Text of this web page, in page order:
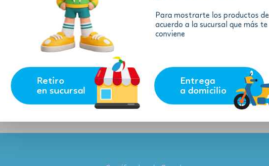
Para mostrarte los productos de
acuerdo a la sucursal que más te
conviene
Retiro
en sucursal
Entrega
a domicilio